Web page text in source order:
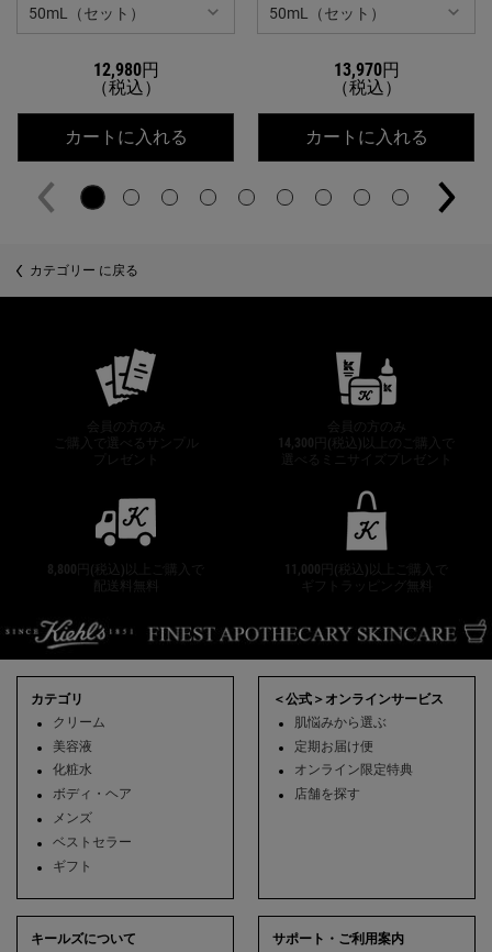
12,980円
（税込）
カートに入れる キールズ DS クリアリーブライト エ
13,970円
（税込）
カートに入れる
カテゴリー に戻る
会員の方のみ
ご購入で選べるサンプル
会員の方のみ
14,300円(税込)以上のご購入で
選べるミニサイズプレゼント
8,800円(税込)以上ご購入で
11,000円(税込)以上ご購入で
カテゴリ
クリーム
美容液
化粧水
ボディ・ヘア
メンズ
ベストセラー
ギフト
＜公式＞オンラインサービス
肌悩みから選ぶ
定期お届け便
オンライン限定特典
店舗を探す
キールズについて
サポート・ご利用案内